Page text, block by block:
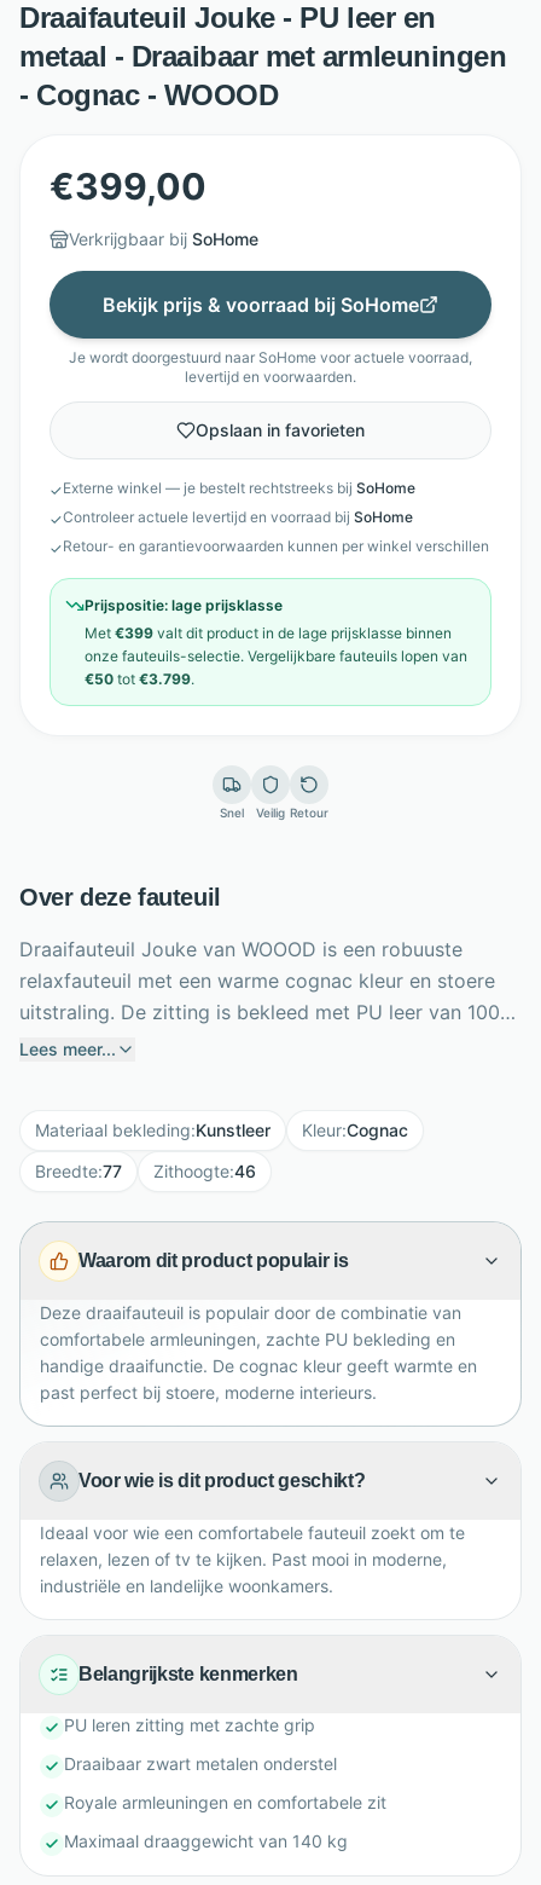
Draaifauteuil Jouke - PU leer en
metaal - Draaibaar met armleuningen
- Cognac - WOOOD
€399,00
Verkrijgbaar bij SoHome
Bekijk prijs & voorraad bij SoHome
Je wordt doorgestuurd naar SoHome voor actuele voorraad,
levertijd en voorwaarden.
Opslaan in favorieten
✓Externe winkel — je bestelt rechtstreeks bij SoHome
✓Controleer actuele levertijd en voorraad bij SoHome
✓Retour- en garantievoorwaarden kunnen per winkel verschillen
Prijspositie: lage prijsklasse
Met €399 valt dit product in de lage prijsklasse binnen
onze fauteuils-selectie. Vergelijkbare fauteuils lopen van
€50 tot €3.799.
Snel Veilig Retour
Over deze fauteuil
Draaifauteuil Jouke van WOOOD is een robuuste
relaxfauteuil met een warme cognac kleur en stoere
uitstraling. De zitting is bekleed met PU leer van 100%
polyester, dat zacht aanvoelt en een royale, grove
de draaifunctie draai je moeiteloos naar de juiste
richting, ideaal bij een zithoek of leesplek. Met royale
zithoogte van 42 tot 46 cm biedt Jouke comfortabel
zitgemak. Een karaktervolle fauteuil voor dagelijks
Lees meer...
Materiaal bekleding:Kunstleer Kleur:Cognac
Breedte:77 Zithoogte:46
Waarom dit product populair is
Deze draaifauteuil is populair door de combinatie van
comfortabele armleuningen, zachte PU bekleding en
handige draaifunctie. De cognac kleur geeft warmte en
past perfect bij stoere, moderne interieurs.
Voor wie is dit product geschikt?
Ideaal voor wie een comfortabele fauteuil zoekt om te
relaxen, lezen of tv te kijken. Past mooi in moderne,
industriële en landelijke woonkamers.
Belangrijkste kenmerken
PU leren zitting met zachte grip
Draaibaar zwart metalen onderstel
Royale armleuningen en comfortabele zit
Maximaal draaggewicht van 140 kg